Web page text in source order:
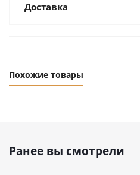
Доставка
Похожие товары
Ранее вы смотрели